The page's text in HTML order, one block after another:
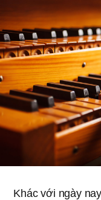
Khác với ngày